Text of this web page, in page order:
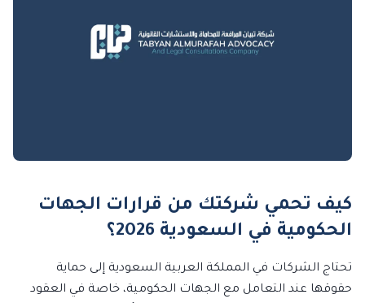
كيف تحمي شركتك من قرارات الجهات
الحكومية في السعودية 2026؟
تحتاج الشركات في المملكة العربية السعودية إلى حماية
حقوقها عند التعامل مع الجهات الحكومية، خاصة في العقود